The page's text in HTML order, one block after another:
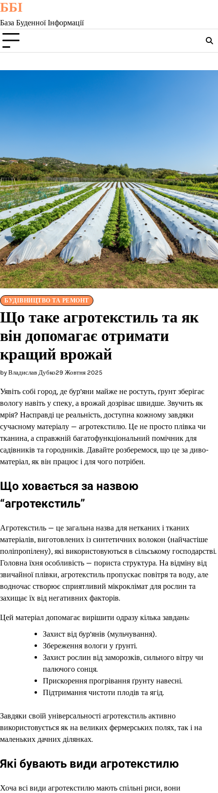
Skip
content
ББІ
База Буденної Інформації
БУДІВНИЦТВО ТА РЕМОНТ
Що таке агротекстиль та як
він допомагає отримати
кращий врожай
by Владислав Дубко29 Жовтня 2025
Уявіть собі город, де бур’яни майже не ростуть, ґрунт зберігає
вологу навіть у спеку, а врожай дозріває швидше. Звучить як
мрія? Насправді це реальність, доступна кожному завдяки
сучасному матеріалу — агротекстилю. Це не просто плівка чи
тканина, а справжній багатофункціональний помічник для
садівників та городників. Давайте розберемося, що це за диво-
матеріал, як він працює і для чого потрібен.
Що ховається за назвою
“агротекстиль”
Агротекстиль — це загальна назва для нетканих і тканих
матеріалів, виготовлених із синтетичних волокон (найчастіше
поліпропілену), які використовуються в сільському господарстві.
Головна їхня особливість — пориста структура. На відміну від
звичайної плівки, агротекстиль пропускає повітря та воду, але
водночас створює сприятливий мікроклімат для рослин та
захищає їх від негативних факторів.
Цей матеріал допомагає вирішити одразу кілька завдань:
Захист від бур’янів (мульчування).
Збереження вологи у ґрунті.
Захист рослин від заморозків, сильного вітру чи
палючого сонця.
Прискорення прогрівання ґрунту навесні.
Підтримання чистоти плодів та ягід.
Завдяки своїй універсальності агротекстиль активно
використовується як на великих фермерських полях, так і на
маленьких дачних ділянках.
Які бувають види агротекстилю
Хоча всі види агротекстилю мають спільні риси, вони